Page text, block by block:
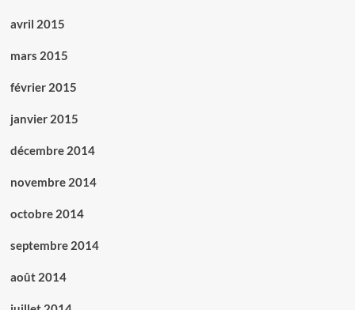
avril 2015
mars 2015
février 2015
janvier 2015
décembre 2014
novembre 2014
octobre 2014
septembre 2014
août 2014